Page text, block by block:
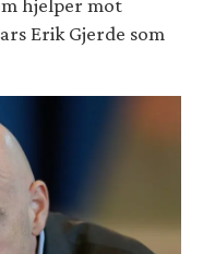
hjelper mot
Erik Gjerde som